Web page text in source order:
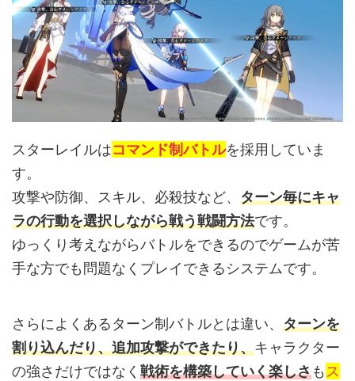
スターレイルはコマンド制バトルを採用していま
す。
攻撃や防御、スキル、必殺技など、 ターン毎にキャ
ラの行動を選択しながら戦う戦闘方法です。
ゆっくり考えながらバトルをできるのでゲームが苦
手な方でも問題なくプレイできるシステムです。
さらによくあるターン制バトルとは違い、 ターンを
割り込んだり、追加攻撃ができたり、キャラクター
の強さだけではなく 戦術を構築していく楽しさも ス